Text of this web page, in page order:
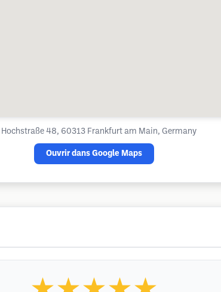
Hochstraße 48, 60313 Frankfurt am Main, Germany
Ouvrir dans Google Maps